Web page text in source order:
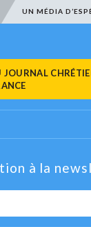
UN MÉDIA
à la